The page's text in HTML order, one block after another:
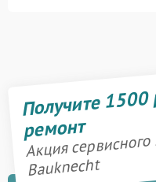
Получите
ремонт
Акция
Bauknecht